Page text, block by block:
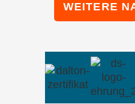
WEITERE